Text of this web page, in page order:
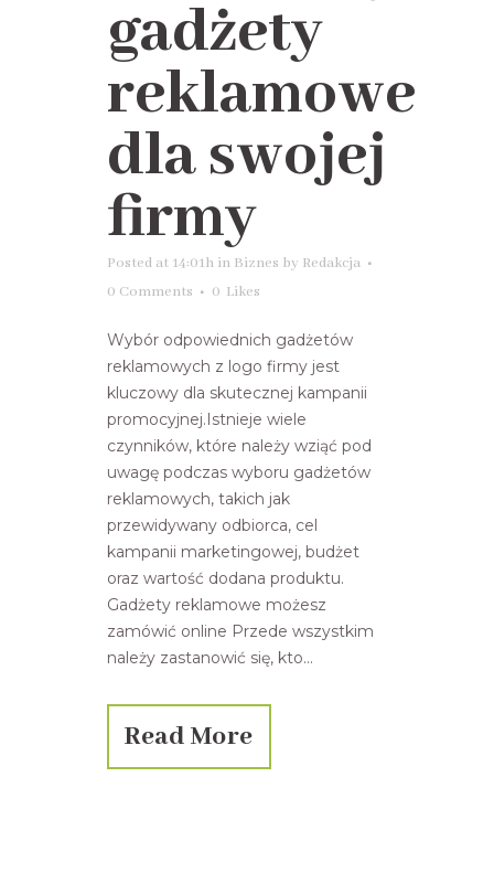
gadżety
reklamowe
dla swojej
firmy
Posted at 14:01h in Biznes by Redakcja
0 Comments
0 Likes
Wybór odpowiednich gadżetów
reklamowych z logo firmy jest
kluczowy dla skutecznej kampanii
promocyjnej.Istnieje wiele
czynników, które należy wziąć pod
uwagę podczas wyboru gadżetów
reklamowych, takich jak
przewidywany odbiorca, cel
kampanii marketingowej, budżet
oraz wartość dodana produktu.
Gadżety reklamowe możesz
zamówić online Przede wszystkim
należy zastanowić się, kto...
Read More